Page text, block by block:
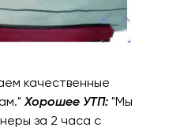
качественные
Хорошее УТП: "Мы
за 2 часа с